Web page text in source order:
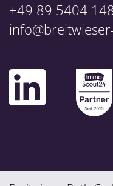
+49 89 5404